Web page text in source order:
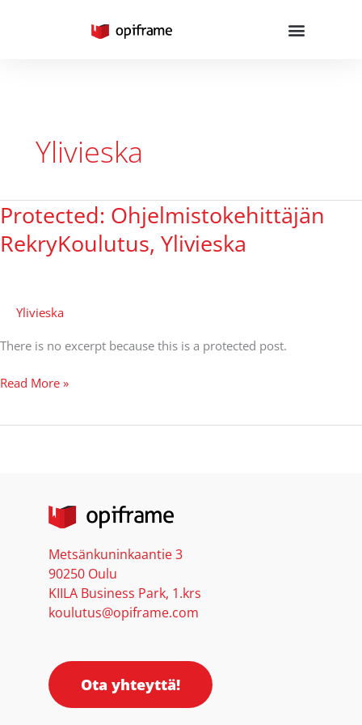
Ylivieska
Protected: Ohjelmistokehittäjän
RekryKoulutus, Ylivieska
Ylivieska
There is no excerpt because this is a protected post.
Protected:
Ohjelmistokehittäjän
RekryKoulutus,
Read More »
Metsänkuninkaantie 3
90250 Oulu
KIILA Business Park, 1.krs
koulutus@opiframe.com
Ota yhteyttä!